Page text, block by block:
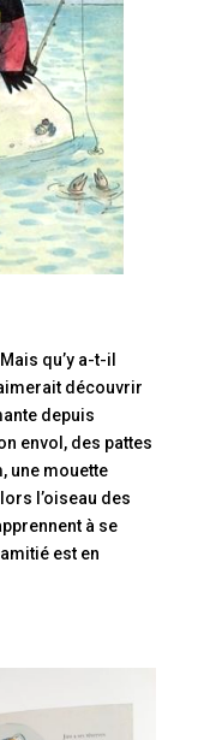
qu’y a-t-il
découvrir
depuis
envol, des pattes
une mouette
l’oiseau des
à se
est en